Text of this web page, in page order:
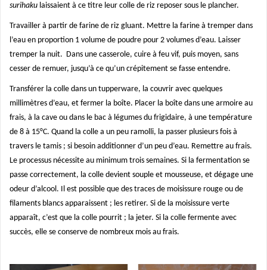
surihaku laissaient à ce titre leur colle de riz reposer sous le plancher.
Travailler à partir de farine de riz gluant. Mettre la farine à tremper dans
l’eau en proportion 1 volume de poudre pour 2 volumes d’eau. Laisser
tremper la nuit. Dans une casserole, cuire à feu vif, puis moyen, sans
cesser de remuer, jusqu’à ce qu’un crépitement se fasse entendre.
Transférer la colle dans un tupperware, la couvrir avec quelques
millimètres d’eau, et fermer la boîte. Placer la boîte dans une armoire au
frais, à la cave ou dans le bac à légumes du frigidaire, à une température
de 8 à 15°C. Quand la colle a un peu ramolli, la passer plusieurs fois à
travers le tamis ; si besoin additionner d’un peu d’eau. Remettre au frais.
Le processus nécessite au minimum trois semaines. Si la fermentation se
passe correctement, la colle devient souple et mousseuse, et dégage une
odeur d’alcool. Il est possible que des traces de moisissure rouge ou de
filaments blancs apparaissent ; les retirer. Si de la moisissure verte
apparaît, c’est que la colle pourrit ; la jeter. Si la colle fermente avec
succès, elle se conserve de nombreux mois au frais.